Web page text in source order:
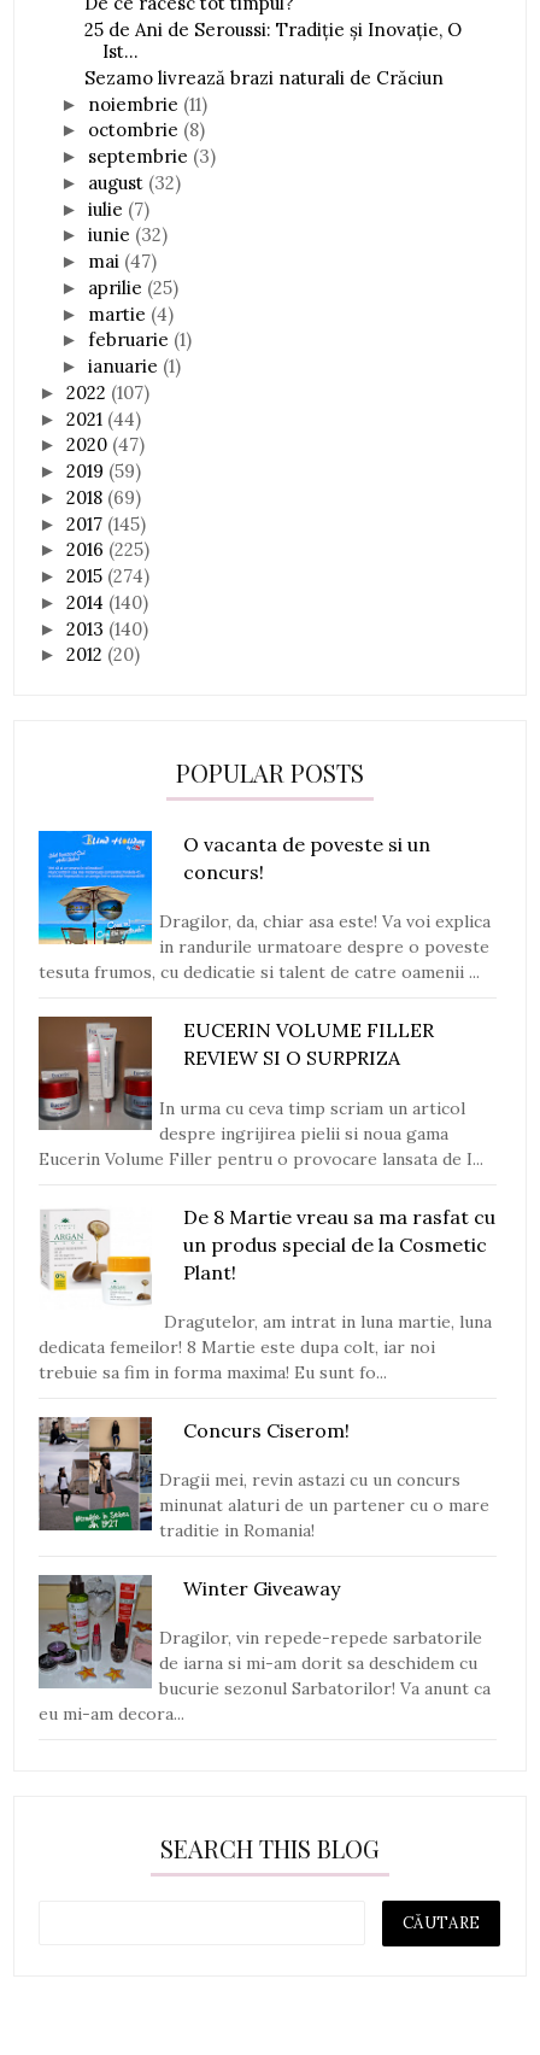
25 de Ani de Seroussi: Tradiție și Inovație, O
Ist...
Sezamo livrează brazi naturali de Crăciun
► noiembrie (11)
► octombrie (8)
► septembrie (3)
► august (32)
►iulie (7)
►iunie (32)
► mai (47)
► aprilie (25)
► martie (4)
►februarie (1)
►ianuarie (1)
►2022 (107)
►2021 (44)
►2020 (47)
►2019 (59)
►2018 (69)
►2017 (145)
►2016 (225)
►2015 (274)
►2014 (140)
►2013 (140)
►2012 (20)
POPULAR POSTS
O vacanta de poveste si un
concurs!
Dragilor, da, chiar asa este! Va voi explica
in randurile urmatoare despre o poveste
tesuta frumos, cu dedicatie si talent de catre oamenii ...
EUCERIN VOLUME FILLER
REVIEW SI O SURPRIZA
In urma cu ceva timp scriam un articol
despre ingrijirea pielii si noua gama
Eucerin Volume Filler pentru o provocare lansata de I...
De 8 Martie vreau sa ma rasfat cu
un produs special de la Cosmetic
Plant!
Dragutelor, am intrat in luna martie, luna
dedicata femeilor! 8 Martie este dupa colt, iar noi
trebuie sa fim in forma maxima! Eu sunt fo...
Concurs Ciserom!
Dragii mei, revin astazi cu un concurs
minunat alaturi de un partener cu o mare
traditie in Romania!
Winter Giveaway
Dragilor, vin repede-repede sarbatorile
de iarna si mi-am dorit sa deschidem cu
bucurie sezonul Sarbatorilor! Va anunt ca
eu mi-am decora...
SEARCH THIS BLOG